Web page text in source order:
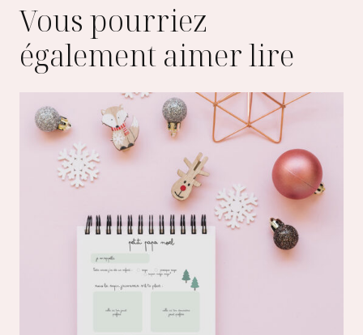
Vous pourriez
également aimer lire